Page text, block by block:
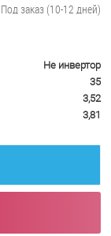
Под заказ (10-12 дней)
Не инвертор
35
3,52
3,81